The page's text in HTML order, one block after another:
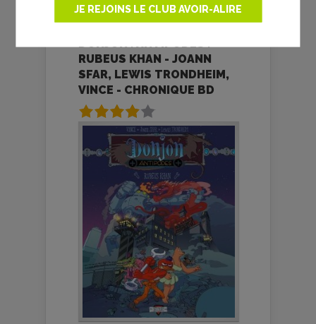
JE REJOINS LE CLUB AVOIR-ALIRE
Une plongée au cœur de
Marseille dans un polar
DONJON . ANTIPODES .
RUBEUS KHAN - JOANN
SFAR, LEWIS TRONDHEIM,
VINCE - CHRONIQUE BD